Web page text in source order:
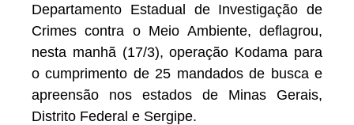
Departamento Estadual de Investigação de
Crimes contra o Meio Ambiente, deflagrou,
nesta manhã (17/3), operação Kodama para
o cumprimento de 25 mandados de busca e
apreensão nos estados de Minas Gerais,
Distrito Federal e Sergipe.